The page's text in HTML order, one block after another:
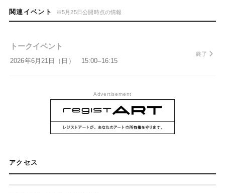
関連イベント ※5月25日公開時点の情報
トークイベント
2026年6月21日（日） 15:00–16:15
終了
Advertisement
アクセス
院町218